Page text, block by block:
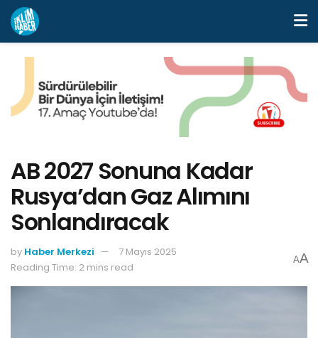
AB 2027 Sonuna Kadar
Rusya’dan Gaz Alımını
Sonlandıracak
by Haber Merkezi
7 Mayıs 2025
Reading Time: 2 mins read
AA